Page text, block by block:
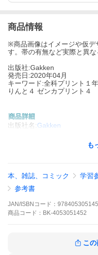
商品情報
※商品画像はイメージや仮デ
す。帯の有無など実際と異な
出版社:Gakken
発売日:2020年04月
キーワード:全科プリント１
りんと４ ゼンカプリント４
出版社名:Gakken
★★主要５教科をまとめて1
４年生の主要５教科（英語
カバー。
学期の復習や学年の総仕上
学習指導要領にも完全対応。
も
本、雑誌、コミック 学習
参考書
JAN/ISBNコード：
商品 コード： BK-4053051452
こ